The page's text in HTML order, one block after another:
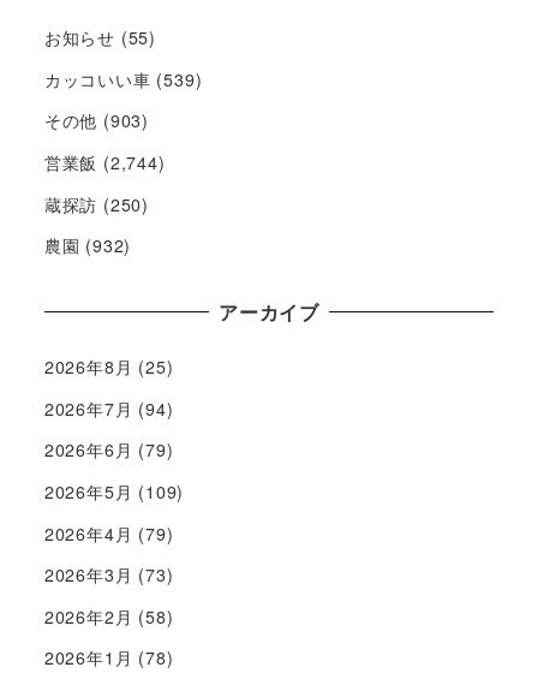
お知らせ (55)
カッコいい車 (539)
その他 (903)
営業飯 (2,744)
蔵探訪 (250)
農園 (932)
アーカイブ
2026年8月 (25)
2026年7月 (94)
2026年6月 (79)
2026年5月 (109)
2026年4月 (79)
2026年3月 (73)
2026年2月 (58)
2026年1月 (78)